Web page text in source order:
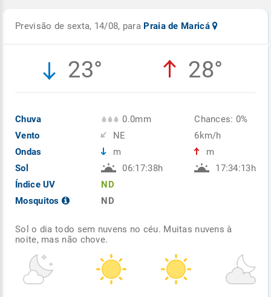
Previsão de sexta, 14/08, para Praia de Maricá
23° 28°
Chuva
Vento
Ondas
Sol
Índice UV
Mosquitos
0.0mm
NE
m
06:17:38h
ND
ND
Chances: 0%
6km/h
m
17:34:13h
Sol o dia todo sem nuvens no céu. Muitas nuvens à
noite, mas não chove.